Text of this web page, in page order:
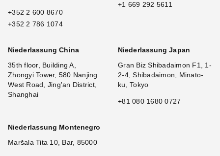
+352 2 600 8670
+352 2 786 1074
+1 669 292 5611
Niederlassung China
35th floor, Building A,
Zhongyi Tower, 580 Nanjing
West Road, Jing'an District,
Shanghai
Niederlassung Japan
Gran Biz Shibadaimon F1, 1-
2-4, Shibadaimon, Minato-
ku, Tokyo
+81 080 1680 0727
Niederlassung Montenegro
Maršala Tita 10, Bar, 85000